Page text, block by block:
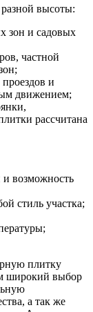
высоты:
зон и садовых
частной
и
движением;
рассчитана
возможность
стиль участка;
плитку
широкий выбор
а так же